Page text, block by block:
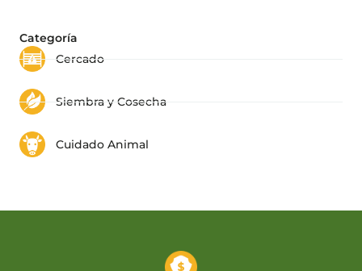
Categoría
Cercado
Siembra y Cosecha
Cuidado Animal